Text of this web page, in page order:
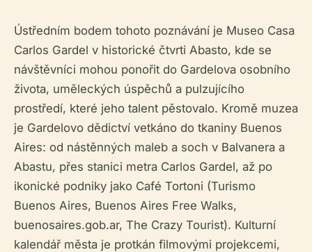
Ústředním bodem tohoto poznávání je Museo Casa
Carlos Gardel v historické čtvrti Abasto, kde se
návštěvníci mohou ponořit do Gardelova osobního
života, uměleckých úspěchů a pulzujícího
prostředí, které jeho talent pěstovalo. Kromě muzea
je Gardelovo dědictví vetkáno do tkaniny Buenos
Aires: od nástěnných maleb a soch v Balvanera a
Abastu, přes stanici metra Carlos Gardel, až po
ikonické podniky jako Café Tortoni (Turismo
Buenos Aires, Buenos Aires Free Walks,
buenosaires.gob.ar, The Crazy Tourist). Kulturní
kalendář města je protkán filmovými projekcemi,